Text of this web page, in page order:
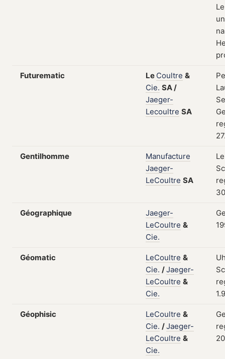
Futurematic Le Coultre &
Cie. SA/
Jaeger-
Lecoultre SA
Gentilhomme
Manufacture
Jaeger-
LeCoultre SA
Géographique
Jaeger-
LeCoultre &
Cie.
Géomatic LeCoultre &
Cie. /Jaeger-
LeCoultre &
Cie.
Géophisic LeCoultre &
Cie. /Jaeger-
LeCoultre &
Cie.